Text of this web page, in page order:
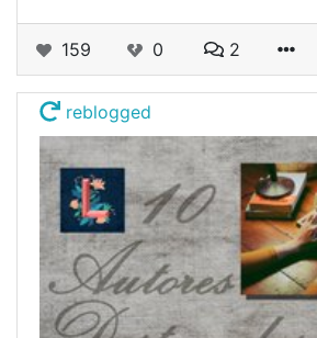
159 0 2
reblogged